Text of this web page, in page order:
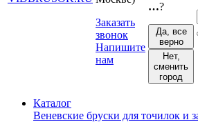
Заказать
звонок
Напишите
нам
…?
Да, все
верно
Нет,
сменить
город
Каталог
Веневские бруски для точилок и